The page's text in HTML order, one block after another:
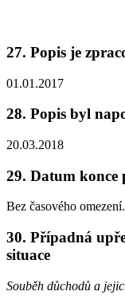
27. Popis je
01.01.2017
28. Popis byl
20.03.2018
29. Datum konce
Bez časového omezení.
30. Případná
situace
Souběh důchodů a